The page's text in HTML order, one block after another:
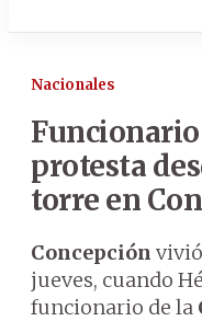
Nacionales
Funcionario
protesta
torre en
Concepción
jueves, cuando
funcionario de la